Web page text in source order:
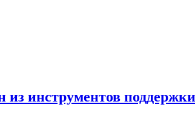
инструментов